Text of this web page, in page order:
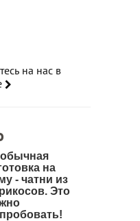
на нас в
на
- чатни из
Это